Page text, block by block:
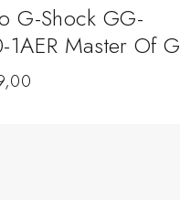
G-Shock GG-
1AER Master Of G